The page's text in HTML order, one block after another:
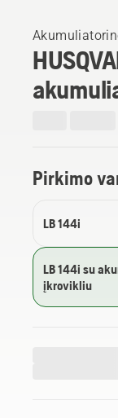
Pirkimo
LB 144i
LB 144i su
įkrovikliu